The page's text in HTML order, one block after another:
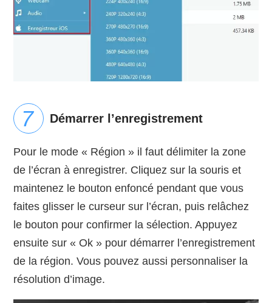
Démarrer l’enregistrement
Pour le mode « Région » il faut délimiter la zone
de l’écran à enregistrer. Cliquez sur la souris et
maintenez le bouton enfoncé pendant que vous
faites glisser le curseur sur l’écran, puis relâchez
le bouton pour confirmer la sélection. Appuyez
ensuite sur « Ok » pour démarrer l’enregistrement
de la région. Vous pouvez aussi personnaliser la
résolution d’image.